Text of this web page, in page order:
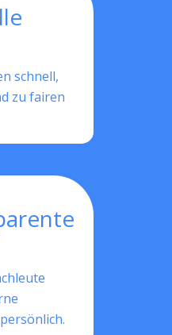
schnell,
zu fairen